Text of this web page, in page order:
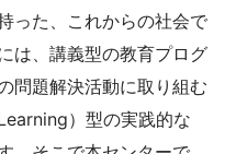
った、これからの社会で
は、講義型の教育プログ
問題解決活動に取り組む
）型の実践的な